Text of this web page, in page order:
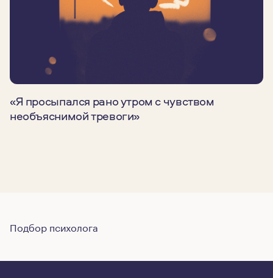
«Я просыпался рано утром с чувством
необъяснимой тревоги»
Подбор психолога